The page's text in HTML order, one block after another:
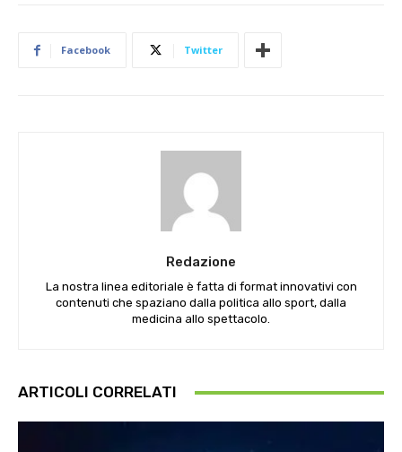
Facebook Twitter
Redazione
La nostra linea editoriale è fatta di format innovativi con
contenuti che spaziano dalla politica allo sport, dalla
medicina allo spettacolo.
ARTICOLI CORRELATI